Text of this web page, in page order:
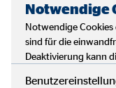
Notwendige
Notwendige
sind für die
Deaktivierung kann